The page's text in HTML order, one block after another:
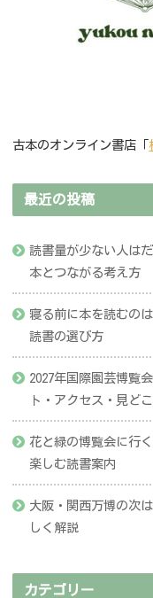
古本のオンライン書店「
最近の投稿
読書量が少ない人は
本とつながる考え方
寝る前に本を読むの
読書の選び方
2027年国際園芸博覧
ト・アクセス・見ど
花と緑の博覧会に行
楽しむ読書案内
大阪・関西万博の次
しく解説
カテゴリー